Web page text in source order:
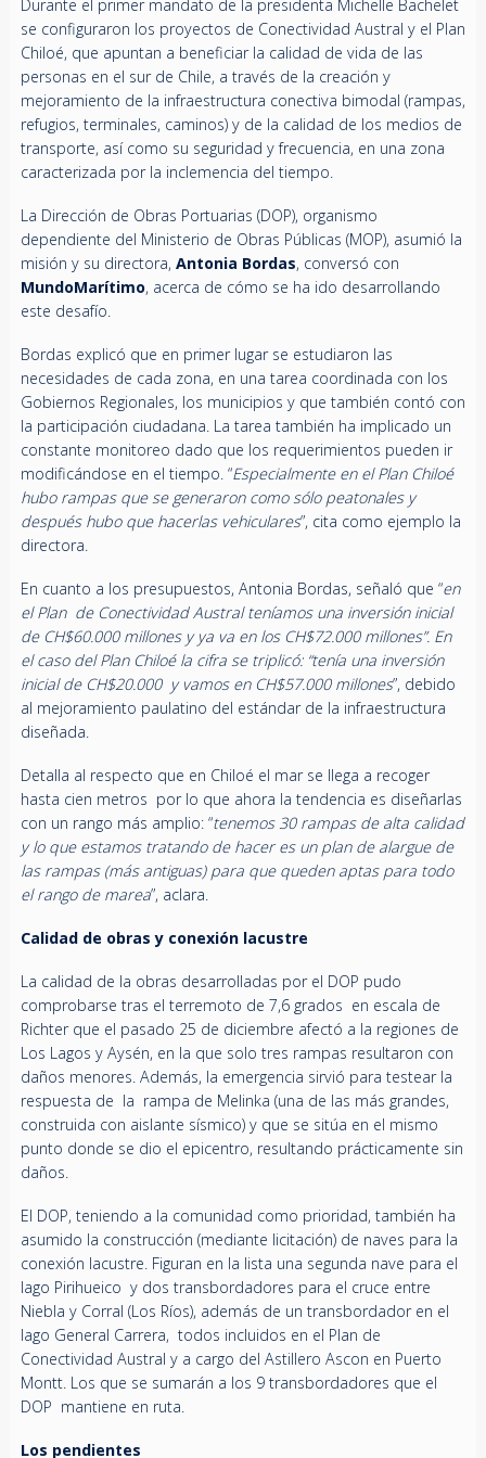
Durante el primer mandato de la presidenta Michelle Bachelet
se configuraron los proyectos de Conectividad Austral y el Plan
Chiloé, que apuntan a beneficiar la calidad de vida de las
personas en el sur de Chile, a través de la creación y
mejoramiento de la infraestructura conectiva bimodal (rampas,
refugios, terminales, caminos) y de la calidad de los medios de
transporte, así como su seguridad y frecuencia, en una zona
caracterizada por la inclemencia del tiempo.
La Dirección de Obras Portuarias (DOP), organismo
dependiente del Ministerio de Obras Públicas (MOP), asumió la
misión y su directora, Antonia Bordas, conversó con
MundoMarítimo, acerca de cómo se ha ido desarrollando
este desafío.
Bordas explicó que en primer lugar se estudiaron las
necesidades de cada zona, en una tarea coordinada con los
Gobiernos Regionales, los municipios y que también contó con
la participación ciudadana. La tarea también ha implicado un
constante monitoreo dado que los requerimientos pueden ir
modificándose en el tiempo. “Especialmente en el Plan Chiloé
hubo rampas que se generaron como sólo peatonales y
después hubo que hacerlas vehiculares”, cita como ejemplo la
directora.
En cuanto a los presupuestos, Antonia Bordas, señaló que “en
el Plan de Conectividad Austral teníamos una inversión inicial
de CH$60.000 millones y ya va en los CH$72.000 millones”. En
el caso del Plan Chiloé la cifra se triplicó: “tenía una inversión
inicial de CH$20.000 y vamos en CH$57.000 millones”, debido
al mejoramiento paulatino del estándar de la infraestructura
diseñada.
Detalla al respecto que en Chiloé el mar se llega a recoger
hasta cien metros por lo que ahora la tendencia es diseñarlas
con un rango más amplio: “tenemos 30 rampas de alta calidad
y lo que estamos tratando de hacer es un plan de alargue de
las rampas (más antiguas) para que queden aptas para todo
el rango de marea”, aclara.
Calidad de obras y conexión lacustre
La calidad de la obras desarrolladas por el DOP pudo
comprobarse tras el terremoto de 7,6 grados en escala de
Richter que el pasado 25 de diciembre afectó a la regiones de
Los Lagos y Aysén, en la que solo tres rampas resultaron con
daños menores. Además, la emergencia sirvió para testear la
respuesta de la rampa de Melinka (una de las más grandes,
construida con aislante sísmico) y que se sitúa en el mismo
punto donde se dio el epicentro, resultando prácticamente sin
daños.
El DOP, teniendo a la comunidad como prioridad, también ha
asumido la construcción (mediante licitación) de naves para la
conexión lacustre. Figuran en la lista una segunda nave para el
lago Pirihueico y dos transbordadores para el cruce entre
Niebla y Corral (Los Ríos), además de un transbordador en el
lago General Carrera, todos incluidos en el Plan de
Conectividad Austral y a cargo del Astillero Ascon en Puerto
Montt. Los que se sumarán a los 9 transbordadores que el
DOP mantiene en ruta.
Los pendientes